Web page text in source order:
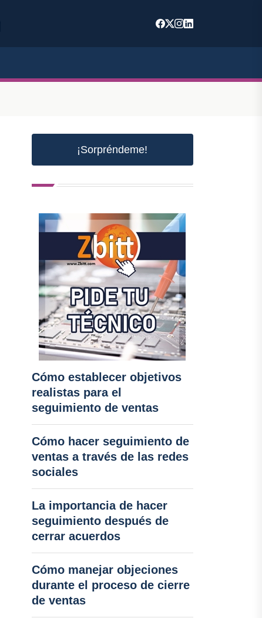
¡Sorpréndeme!
Cómo establecer objetivos
realistas para el
seguimiento de ventas
Cómo hacer seguimiento de
ventas a través de las redes
sociales
La importancia de hacer
seguimiento después de
cerrar acuerdos
Cómo manejar objeciones
durante el proceso de cierre
de ventas